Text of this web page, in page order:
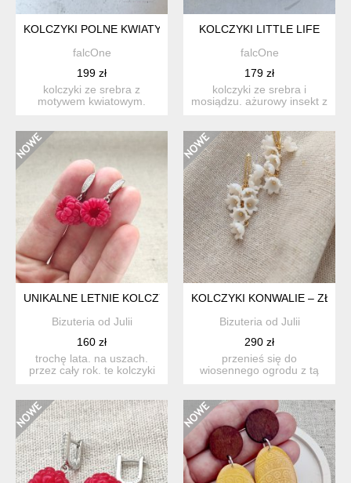
KOLCZYKI POLNE KWIATY - Z TURKUSOWYM AKCENTEM
falcOne
199 zł
kolczyki ze srebra z
motywem kwiatowym.
KOLCZYKI LITTLE LIFE
falcOne
179 zł
kolczyki ze srebra i
mosiądzu. ażurowy insekt z
UNIKALNE LETNIE KOLCZYKI: HANDMADE REALISTYCZNE
Bizuteria od Julii
160 zł
trochę lata. na uszach.
przez cały rok. te kolczyki
KOLCZYKI KONWALIE –
Bizuteria od Julii
290 zł
przenieś się do
wiosennego ogrodu z tą